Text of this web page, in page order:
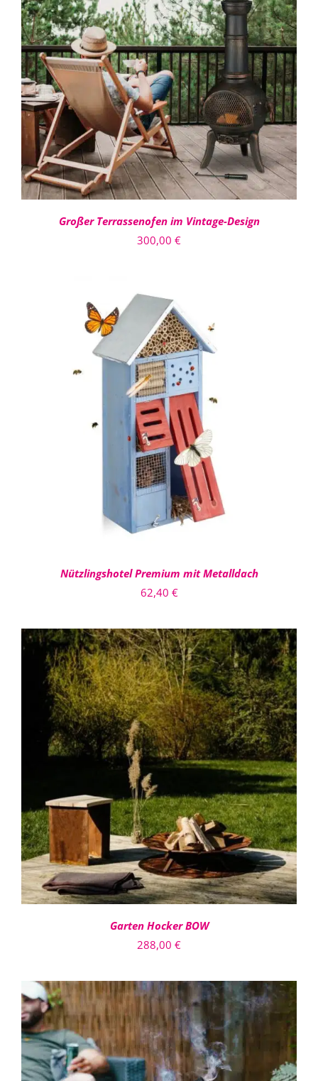
IN DEN WARENKORB
DETAILS
Großer Terrassenofen im Vintage-Design
300,00 €
IN DEN WARENKORB
Nützlingshotel Premium mit Metalldach
62,40 €
IN DEN WARENKORB
/
Garten Hocker BOW
288,00 €